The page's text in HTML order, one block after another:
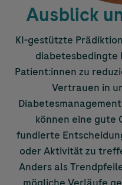
Ausblick
KI-gestützte
diabetesbedingte
Patient:innen zu
Vertrauen in
können eine gute
fundierte
oder Aktivität zu
Anders als